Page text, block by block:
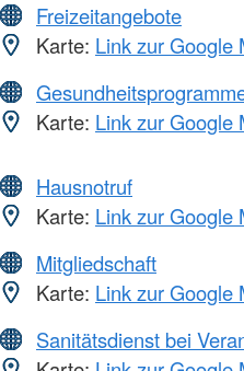
Freizeitangebote
Karte: Link zur Google
Karte: Link zur Google
Hausnotruf
Karte: Link zur Google
Mitgliedschaft
Karte: Link zur Google
Sanitätsdienst bei